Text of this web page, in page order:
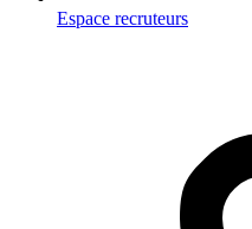
Espace recruteurs